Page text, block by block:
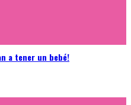
a tener un bebé!